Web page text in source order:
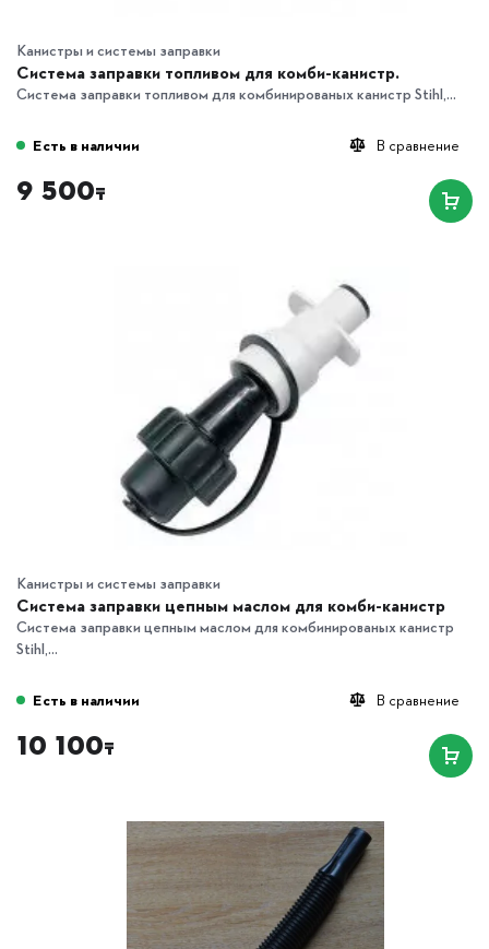
Канистры и системы заправки
Система заправки топливом для комби-канистр.
Система заправки топливом для комбинированых канистр Stihl,...
В сравнение
Есть в наличии
9 500₸
Канистры и системы заправки
Система заправки цепным маслом для комби-канистр
Система заправки цепным маслом для комбинированых канистр
Stihl,...
В сравнение
Есть в наличии
10 100₸